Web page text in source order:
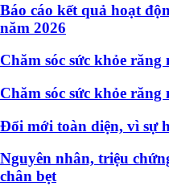
Báo cáo kết quả hoạt
năm 2026
Chăm sóc sức khỏe răng
Chăm sóc sức khỏe
Đổi mới toàn diện, vì sự
Nguyên nhân, triệu
chân bẹt